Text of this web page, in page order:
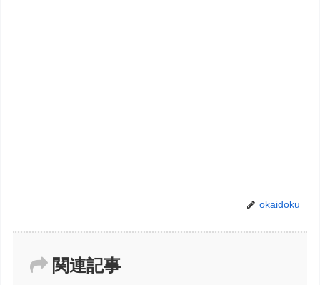
okaidoku
関連記事